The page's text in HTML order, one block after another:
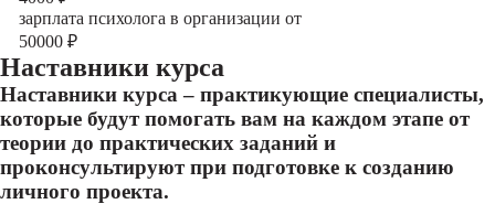
зарплата психолога в организации от
50000 ₽
Наставники курса
Наставники курса – практикующие специалисты,
которые будут помогать вам на каждом этапе от
теории до практических заданий и
проконсультируют при подготовке к созданию
личного проекта.